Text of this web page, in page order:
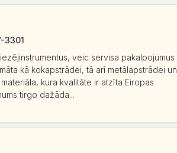
3301
veic servisa pakalpojumus
kā kokapstrādei, tā arī metālapstrādei un
kura kvalitāte ir atzīta Eiropas
tirgo dažāda...